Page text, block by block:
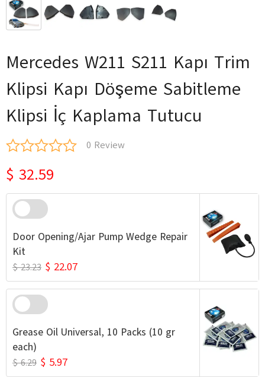
Mercedes W211 S211 Kapı Trim
Klipsi Kapı Döşeme Sabitleme
Klipsi İç Kaplama Tutucu
0 Review
$ 32.59
Door Opening/Ajar Pump Wedge Repair
Kit
$ 23.23 $ 22.07
Grease Oil Universal, 10 Packs (10 gr
each)
$ 6.29 $ 5.97